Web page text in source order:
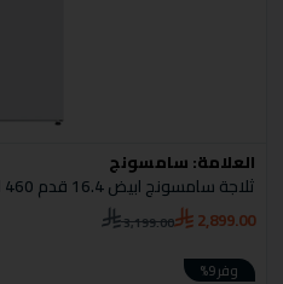
العلامة:سامسونج
ثلاجة سامسونج ابيض 16.4 قدم 460 لتر موديل RT47CG6422WWA
3,199.00 2,899.00
وفر 9%